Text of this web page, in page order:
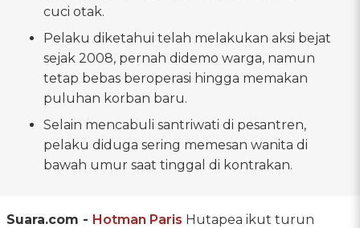
cuci otak.
Pelaku diketahui telah melakukan aksi bejat
sejak 2008, pernah didemo warga, namun
tetap bebas beroperasi hingga memakan
puluhan korban baru.
Selain mencabuli santriwati di pesantren,
pelaku diduga sering memesan wanita di
bawah umur saat tinggal di kontrakan.
Suara.com - Hotman Paris Hutapea ikut turun